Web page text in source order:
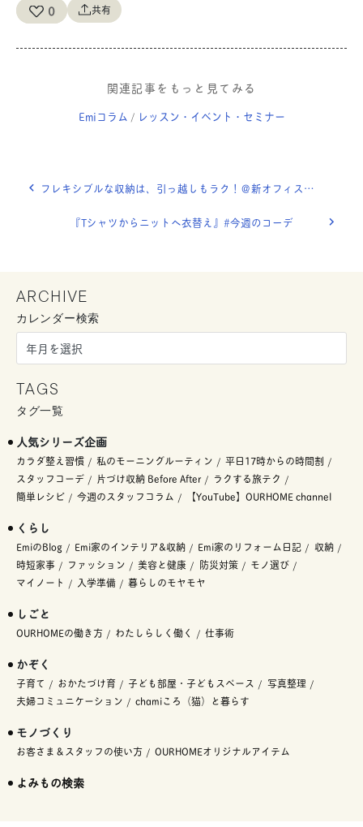
0 共有
関連記事をもっと見てみる
Emiコラム / レッスン・イベント・セミナー
フレキシブルな収納は、引っ越しもラク！＠新オフィス移転の裏側と工夫vol.2
『Tシャツからニットへ衣替え』#今週のコーデ
ARCHIVE
カレンダー検索
TAGS
タグ一覧
人気シリーズ企画
カラダ整え習慣 私のモーニングルーティン
平日17時からの時間割
スタッフコーデ
片づけ収納 Before After
ラクする旅テク
簡単レシピ
今週のスタッフコラム 【YouTube】OURHOME channel
くらし
EmiのBlog Emi家のインテリア&収納 Emi家のリフォーム日記
収納
時短家事
ファッション 美容と健康 防災対策
モノ選び
マイノート
入学準備 暮らしのモヤモヤ
しごと
OURHOMEの働き方 わたしらしく働く 仕事術
かぞく
子育て おかたづけ育 子ども部屋・子どもスペース
写真整理
夫婦コミュニケーション
chamiころ（猫）と暮らす
モノづくり
お客さま＆スタッフの使い方 OURHOMEオリジナルアイテム
よみもの検索